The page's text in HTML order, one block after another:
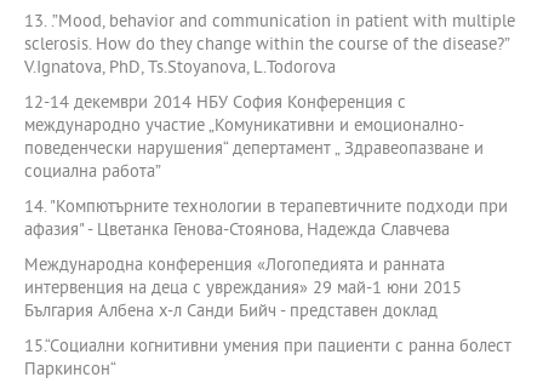
13. .”Mood, behavior and communication in patient with multiple
sclerosis. How do they change within the course of the disease?”
V.Ignatova, PhD, Ts.Stoyanova, L.Todorova
12-14 декември 2014 НБУ София Конференция с
международно участие „Комуникативни и емоционално-
поведенчески нарушения“ депертамент „ Здравеопазване и
социална работа”
14. "Компютърните технологии в терапевтичните подходи при
афазия" - Цветанка Генова-Стоянова, Надежда Славчева
Международна конференция «Логопедията и ранната
интервенция на деца с увреждания» 29 май-1 юни 2015
България Албена х-л Санди Бийч - представен доклад
15.“Социални когнитивни умения при пациенти с ранна болест
Паркинсон“